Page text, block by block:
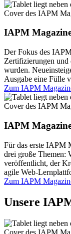
IAPM
Der Fokus des
Zertifizierungen und
wurden.
Ausgabe eine Fülle
Zum IAPM
IAPM
Für das erste IAPM
drei große Themen:
veröffentlicht, der
agile Web-
Zum IAPM
Unsere